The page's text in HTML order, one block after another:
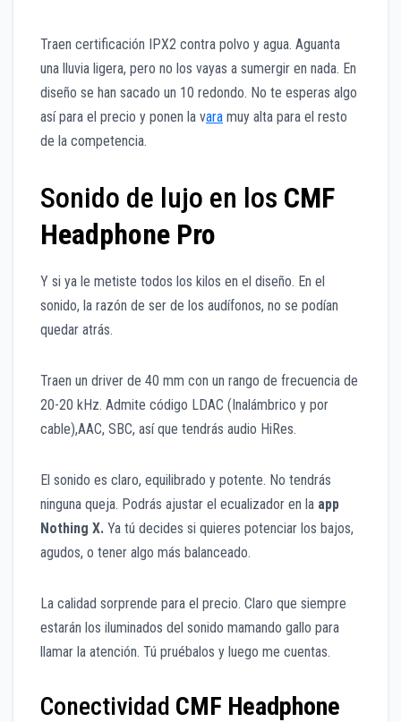
Traen certificación IPX2 contra polvo y agua. Aguanta
una lluvia ligera, pero no los vayas a sumergir en nada. En
diseño se han sacado un 10 redondo. No te esperas algo
así para el precio y ponen la vara muy alta para el resto
de la competencia.
Sonido de lujo en los CMF
Headphone Pro
Y si ya le metiste todos los kilos en el diseño. En el
sonido, la razón de ser de los audífonos, no se podían
quedar atrás.
Traen un driver de 40 mm con un rango de frecuencia de
20-20 kHz. Admite código LDAC (Inalámbrico y por
cable),AAC, SBC, así que tendrás audio HiRes.
El sonido es claro, equilibrado y potente. No tendrás
ninguna queja. Podrás ajustar el ecualizador en la app
Nothing X. Ya tú decides si quieres potenciar los bajos,
agudos, o tener algo más balanceado.
La calidad sorprende para el precio. Claro que siempre
estarán los iluminados del sonido mamando gallo para
llamar la atención. Tú pruébalos y luego me cuentas.
Conectividad CMF Headphone